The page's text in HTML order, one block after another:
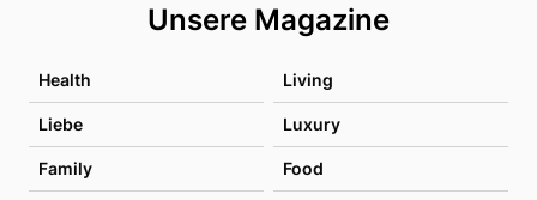
Unsere Magazine
Health Living
Liebe Luxury
Family Food